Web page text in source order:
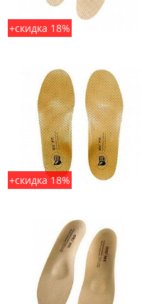
+скидка 18%
+скидка 18%